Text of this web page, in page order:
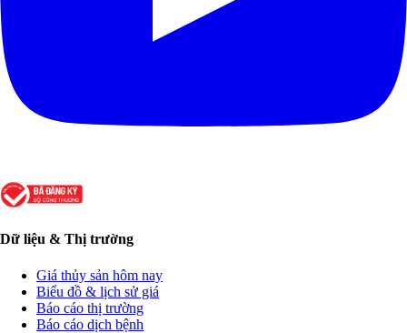
Dữ liệu & Thị trường
Giá thủy sản hôm nay
Biểu đồ & lịch sử giá
Báo cáo thị trường
Báo cáo dịch bệnh